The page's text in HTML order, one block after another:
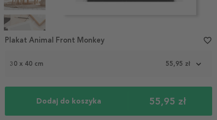
Item
1
30 x 40 cm 55,95 zł
Dodaj do koszyka 55,95 zł
Plakat Animal Front Monkey favorite_border